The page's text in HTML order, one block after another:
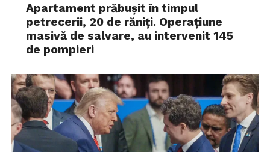
Apartament prăbușit în timpul
petrecerii, 20 de răniți. Operațiune
masivă de salvare, au intervenit 145
de pompieri